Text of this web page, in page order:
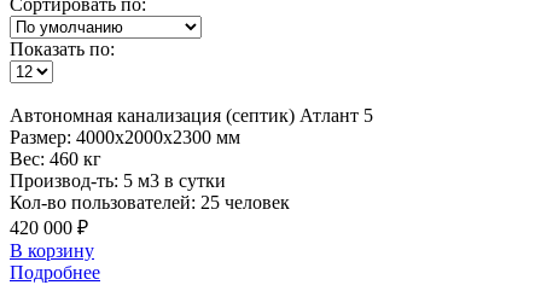
Сортировать по:
Показать по:
Автономная канализация (септик) Атлант 5
Размер: 4000x2000x2300 мм
Вес: 460 кг
Производ-ть: 5 м3 в сутки
Кол-во пользователей: 25 человек
420 000 ₽
В корзину
Подробнее